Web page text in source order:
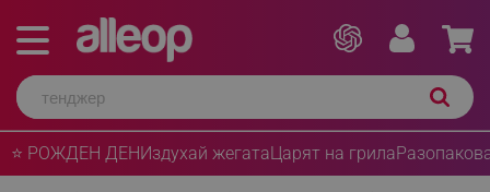
⭐ РОЖДЕН ДЕНИздухай жегатаЦарят на грила